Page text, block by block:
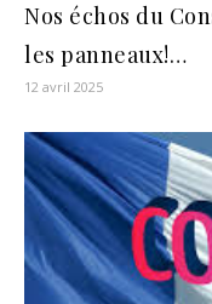
Nos échos du
les panneaux!…
12 avril 2025